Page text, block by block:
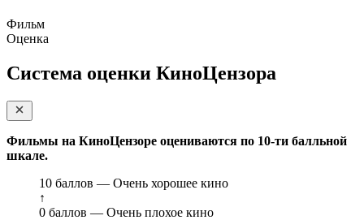
Фильм
Оценка
Система оценки КиноЦензора
Фильмы на КиноЦензоре оцениваются по 10-ти балльной
шкале.
10 баллов — Очень хорошее кино
↑
0 баллов — Очень плохое кино